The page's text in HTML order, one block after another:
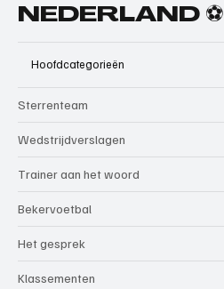
NEDERLAND ⚽
Hoofdcategorieën
Sterrenteam
Wedstrijdverslagen
Trainer aan het woord
Bekervoetbal
Het gesprek
Klassementen